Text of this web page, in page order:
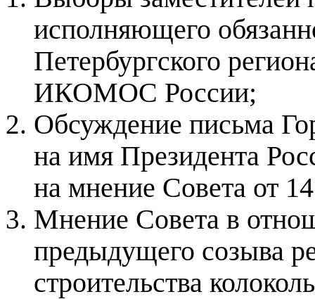
исполняющего
Петербургского
ИКОМОС России;
Обсуждение письма
на имя Президента
на мнение Совета от
Мнение Совета в
предыдущего созыва
строительства